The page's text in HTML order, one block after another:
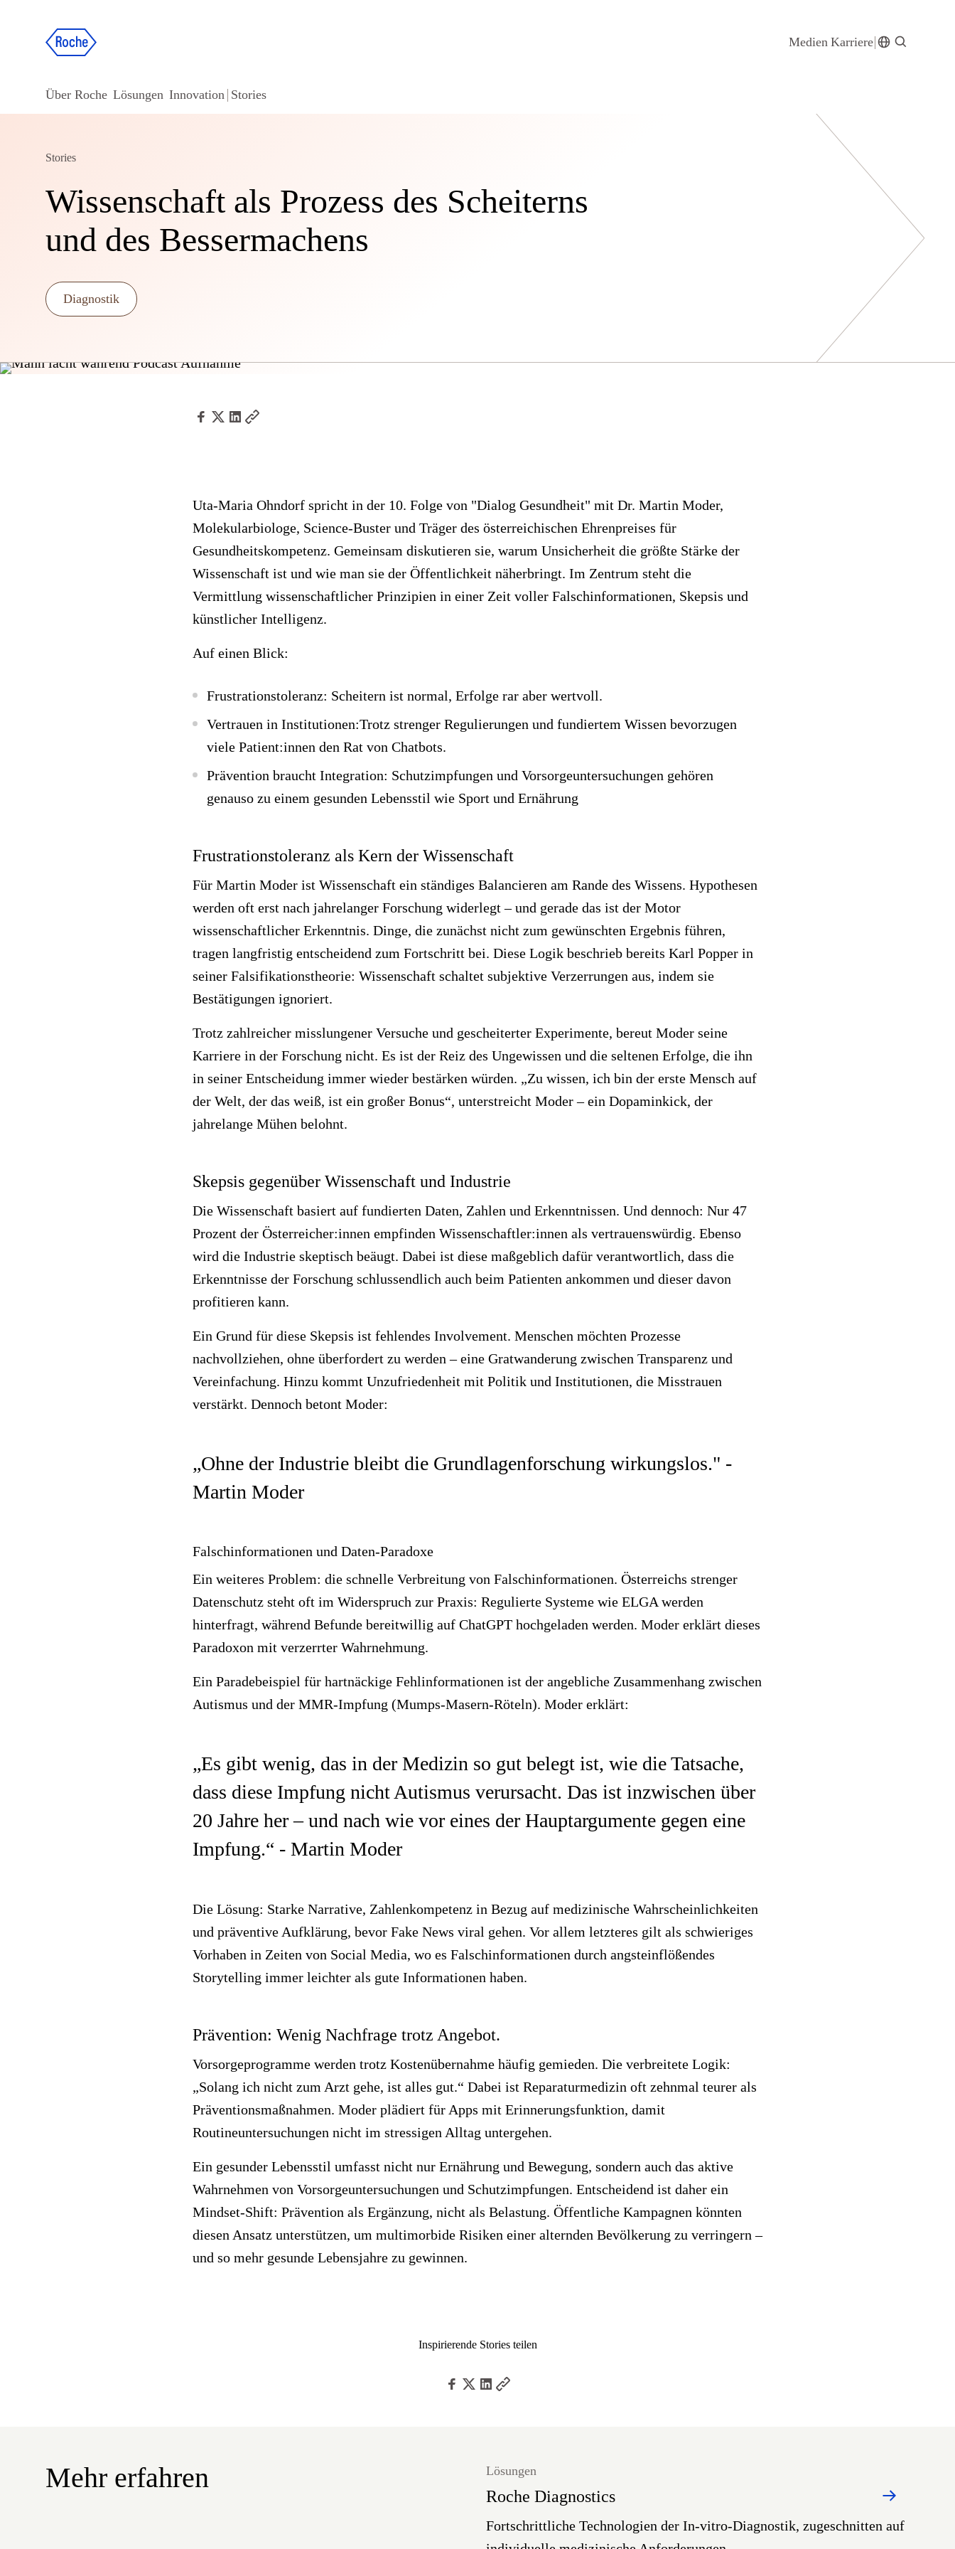
Medien Karriere
Über Roche Lösungen Innovation Stories
Stories
Wissenschaft als Prozess des Scheiterns
und des Bessermachens
Diagnostik
Uta-Maria Ohndorf spricht in der 10. Folge von "Dialog Gesundheit" mit Dr. Martin Moder,
Molekularbiologe, Science-Buster und Träger des österreichischen Ehrenpreises für
Gesundheitskompetenz. Gemeinsam diskutieren sie, warum Unsicherheit die größte Stärke der
Wissenschaft ist und wie man sie der Öffentlichkeit näherbringt. Im Zentrum steht die
Vermittlung wissenschaftlicher Prinzipien in einer Zeit voller Falschinformationen, Skepsis und
künstlicher Intelligenz.
Auf einen Blick:
Frustrationstoleranz: Scheitern ist normal, Erfolge rar aber wertvoll.
Vertrauen in Institutionen:Trotz strenger Regulierungen und fundiertem Wissen bevorzugen
viele Patient:innen den Rat von Chatbots.
Prävention braucht Integration: Schutzimpfungen und Vorsorgeuntersuchungen gehören
genauso zu einem gesunden Lebensstil wie Sport und Ernährung
Frustrationstoleranz als Kern der Wissenschaft
Für Martin Moder ist Wissenschaft ein ständiges Balancieren am Rande des Wissens. Hypothesen
werden oft erst nach jahrelanger Forschung widerlegt – und gerade das ist der Motor
wissenschaftlicher Erkenntnis. Dinge, die zunächst nicht zum gewünschten Ergebnis führen,
tragen langfristig entscheidend zum Fortschritt bei. Diese Logik beschrieb bereits Karl Popper in
seiner Falsifikationstheorie: Wissenschaft schaltet subjektive Verzerrungen aus, indem sie
Bestätigungen ignoriert.
Trotz zahlreicher misslungener Versuche und gescheiterter Experimente, bereut Moder seine
Karriere in der Forschung nicht. Es ist der Reiz des Ungewissen und die seltenen Erfolge, die ihn
in seiner Entscheidung immer wieder bestärken würden. „Zu wissen, ich bin der erste Mensch auf
der Welt, der das weiß, ist ein großer Bonus“, unterstreicht Moder – ein Dopaminkick, der
jahrelange Mühen belohnt.
Skepsis gegenüber Wissenschaft und Industrie
Die Wissenschaft basiert auf fundierten Daten, Zahlen und Erkenntnissen. Und dennoch: Nur 47
Prozent der Österreicher:innen empfinden Wissenschaftler:innen als vertrauenswürdig. Ebenso
wird die Industrie skeptisch beäugt. Dabei ist diese maßgeblich dafür verantwortlich, dass die
Erkenntnisse der Forschung schlussendlich auch beim Patienten ankommen und dieser davon
profitieren kann.
Ein Grund für diese Skepsis ist fehlendes Involvement. Menschen möchten Prozesse
nachvollziehen, ohne überfordert zu werden – eine Gratwanderung zwischen Transparenz und
Vereinfachung. Hinzu kommt Unzufriedenheit mit Politik und Institutionen, die Misstrauen
verstärkt. Dennoch betont Moder:
„Ohne der Industrie bleibt die Grundlagenforschung wirkungslos." -
Martin Moder
Falschinformationen und Daten-Paradoxe
Ein weiteres Problem: die schnelle Verbreitung von Falschinformationen. Österreichs strenger
Datenschutz steht oft im Widerspruch zur Praxis: Regulierte Systeme wie ELGA werden
hinterfragt, während Befunde bereitwillig auf ChatGPT hochgeladen werden. Moder erklärt dieses
Paradoxon mit verzerrter Wahrnehmung.
Ein Paradebeispiel für hartnäckige Fehlinformationen ist der angebliche Zusammenhang zwischen
Autismus und der MMR-Impfung (Mumps-Masern-Röteln). Moder erklärt:
„Es gibt wenig, das in der Medizin so gut belegt ist, wie die Tatsache,
dass diese Impfung nicht Autismus verursacht. Das ist inzwischen über
20 Jahre her – und nach wie vor eines der Hauptargumente gegen eine
Impfung.“ - Martin Moder
Die Lösung: Starke Narrative, Zahlenkompetenz in Bezug auf medizinische Wahrscheinlichkeiten
und präventive Aufklärung, bevor Fake News viral gehen. Vor allem letzteres gilt als schwieriges
Vorhaben in Zeiten von Social Media, wo es Falschinformationen durch angsteinflößendes
Storytelling immer leichter als gute Informationen haben.
Prävention: Wenig Nachfrage trotz Angebot.
Vorsorgeprogramme werden trotz Kostenübernahme häufig gemieden. Die verbreitete Logik:
„Solang ich nicht zum Arzt gehe, ist alles gut.“ Dabei ist Reparaturmedizin oft zehnmal teurer als
Präventionsmaßnahmen. Moder plädiert für Apps mit Erinnerungsfunktion, damit
Routineuntersuchungen nicht im stressigen Alltag untergehen.
Ein gesunder Lebensstil umfasst nicht nur Ernährung und Bewegung, sondern auch das aktive
Wahrnehmen von Vorsorgeuntersuchungen und Schutzimpfungen. Entscheidend ist daher ein
Mindset-Shift: Prävention als Ergänzung, nicht als Belastung. Öffentliche Kampagnen könnten
diesen Ansatz unterstützen, um multimorbide Risiken einer alternden Bevölkerung zu verringern –
und so mehr gesunde Lebensjahre zu gewinnen.
Inspirierende Stories teilen
Mehr erfahren
Roche Diagnostics
Lösungen
Fortschrittliche Technologien der In-vitro-Diagnostik, zugeschnitten auf